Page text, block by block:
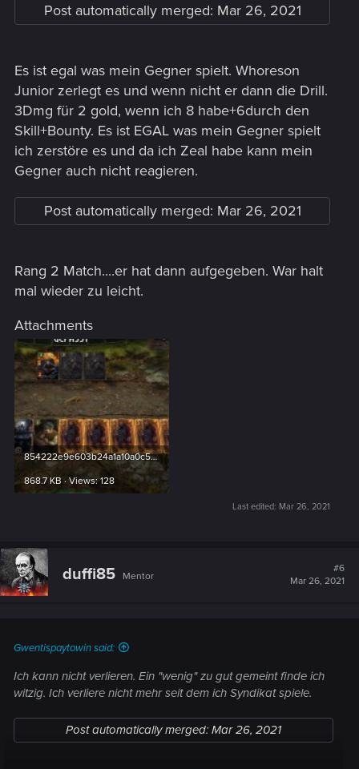
Post automatically merged: Mar 26, 2021
Es ist egal was mein Gegner spielt. Whoreson
Junior zerlegt es und wenn nicht er dann die Drill.
3Dmg für 2 gold, wenn ich 8 habe+6durch den
Skill+Bounty. Es ist EGAL was mein Gegner spielt
ich zerstöre es und da ich Zeal habe kann mein
Gegner auch nicht reagieren.
Post automatically merged: Mar 26, 2021
Rang 2 Match....er hat dann aufgegeben. War halt
mal wieder zu leicht.
Attachments
854222e9e603b24a1a10a0c5b8e47109.jpg
868.7 KB · Views: 128
Last edited: Mar 26, 2021
duffi85 Mentor
#6
Mar 26, 2021
Gwentispaytowin said:
Ich kann nicht verlieren. Ein "wenig" zu gut gemeint finde ich
witzig. Ich verliere nicht mehr seit dem ich Syndikat spiele.
Post automatically merged: Mar 26, 2021